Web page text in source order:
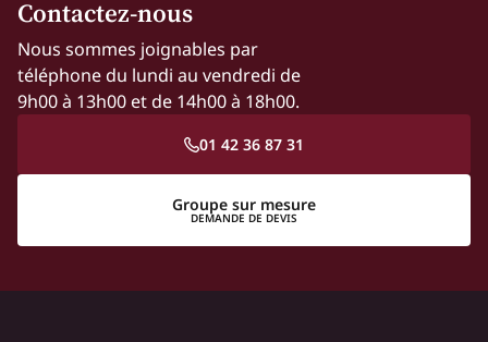
Contactez-nous
Nous sommes joignables par
téléphone du lundi au vendredi de
9h00 à 13h00 et de 14h00 à 18h00.
01 42 36 87 31
Groupe sur mesure
DEMANDE DE DEVIS